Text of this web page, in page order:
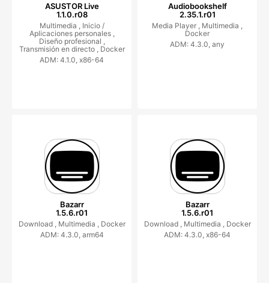
ASUSTOR Live
1.1.0.r08
Multimedia , Inicio /
Aplicaciones personales ,
Diseño profesional ,
Transmisión en directo , Docker
ADM: 4.1.0, x86-64
Audiobookshelf
2.35.1.r01
Media Player , Multimedia ,
Docker
ADM: 4.3.0, any
Bazarr
1.5.6.r01
Download , Multimedia , Docker
ADM: 4.3.0, arm64
Bazarr
1.5.6.r01
Download , Multimedia , Docker
ADM: 4.3.0, x86-64